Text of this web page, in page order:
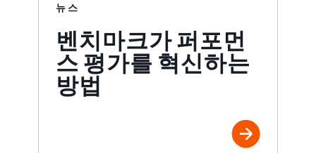
뉴스
벤치마크가 퍼포먼
스 평가를 혁신하는
방법